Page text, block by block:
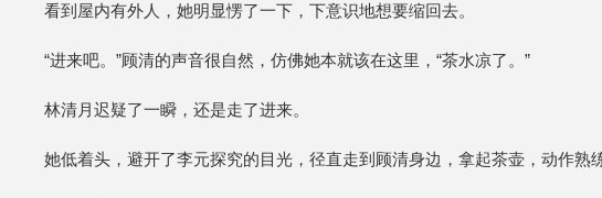
看到屋内有外人，她明显愣了一下，下意识地想要缩回去。
“进来吧。”顾清的声音很自然，仿佛她本就该在这里，“茶水凉了。”
林清月迟疑了一瞬，还是走了进来。
她低着头，避开了李元探究的目光，径直走到顾清身边，拿起茶壶，动作熟